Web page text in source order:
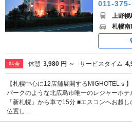
011-
上野
札幌南
料金 休憩 3,980 円 ～ サービスタイム
【札幌中心に12店舗展開するMIGHOTELｓ
パークのような北広島市唯一のレジャーホ
「新札幌」から車で15分 ■エスコンへお越
位置し...